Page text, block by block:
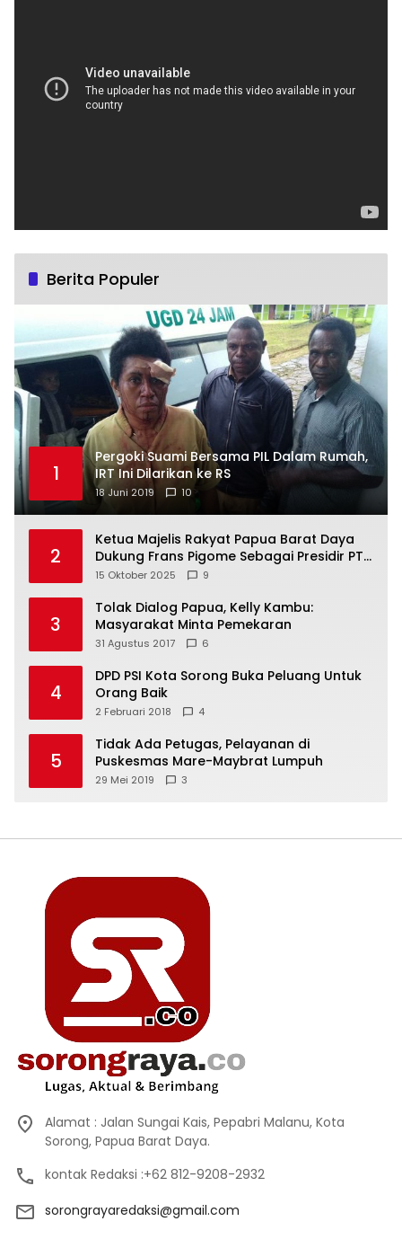
Berita Populer
1
Pergoki Suami Bersama PIL Dalam Rumah,
IRT Ini Dilarikan ke RS
18 Juni 2019 10
2
Ketua Majelis Rakyat Papua Barat Daya
Dukung Frans Pigome Sebagai Presidir PT
Freeport Indonesia
15 Oktober 2025 9
3
Tolak Dialog Papua, Kelly Kambu:
Masyarakat Minta Pemekaran
31 Agustus 2017 6
4
DPD PSI Kota Sorong Buka Peluang Untuk
Orang Baik
2 Februari 2018 4
5
Tidak Ada Petugas, Pelayanan di
Puskesmas Mare-Maybrat Lumpuh
29 Mei 2019 3
Alamat : Jalan Sungai Kais, Pepabri Malanu, Kota
Sorong, Papua Barat Daya.
kontak Redaksi :+62 812-9208-2932
sorongrayaredaksi@gmail.com